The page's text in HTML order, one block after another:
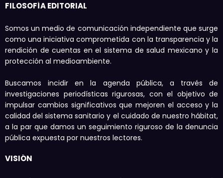
FILOSOFÍA EDITORIAL
Somos un medio de comunicación independiente que surge
como una iniciativa comprometida con la transparencia y la
rendición de cuentas en el sistema de salud mexicano y la
protección al medioambiente.
Buscamos incidir en la agenda pública, a través de
investigaciones periodísticas rigurosas, con el objetivo de
impulsar cambios significativos que mejoren el acceso y la
calidad del sistema sanitario y el cuidado de nuestro hábitat,
a la par que damos un seguimiento riguroso de la denuncia
pública expuesta por nuestros lectores.
VISIÓN